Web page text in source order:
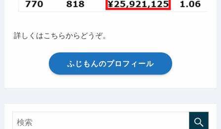
詳しくはこちらからどうぞ。
ふじもんのプロフィール